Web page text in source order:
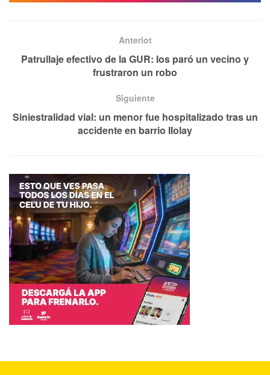
Anteriot
Patrullaje efectivo de la GUR: los paró un vecino y
frustraron un robo
Siguiente
Siniestralidad vial: un menor fue hospitalizado tras un
accidente en barrio Ilolay